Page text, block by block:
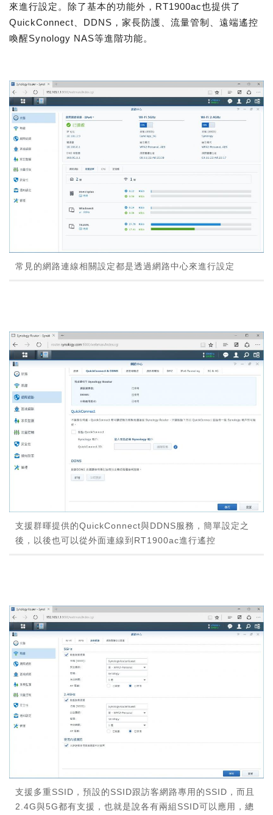
來進行設定。除了基本的功能外，RT1900ac也提供了
QuickConnect、DDNS，家長防護、流量管制、遠端遙控
喚醒Synology NAS等進階功能。
常見的網路連線相關設定都是透過網路中心來進行設定
支援群暉提供的QuickConnect與DDNS服務，簡單設定之
後，以後也可以從外面連線到RT1900ac進行遙控
支援多重SSID，預設的SSID跟訪客網路專用的SSID，而且
2.4G與5G都有支援，也就是說各有兩組SSID可以應用，總